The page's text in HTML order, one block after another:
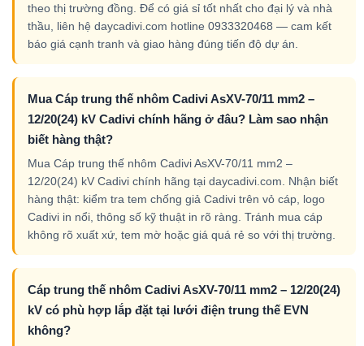
theo thị trường đồng. Để có giá sỉ tốt nhất cho đại lý và nhà
thầu, liên hệ daycadivi.com hotline 0933320468 — cam kết
báo giá cạnh tranh và giao hàng đúng tiến độ dự án.
Mua Cáp trung thế nhôm Cadivi AsXV-70/11 mm2 –
12/20(24) kV Cadivi chính hãng ở đâu? Làm sao nhận
biết hàng thật?
Mua Cáp trung thế nhôm Cadivi AsXV-70/11 mm2 –
12/20(24) kV Cadivi chính hãng tại daycadivi.com. Nhận biết
hàng thật: kiểm tra tem chống giả Cadivi trên vỏ cáp, logo
Cadivi in nổi, thông số kỹ thuật in rõ ràng. Tránh mua cáp
không rõ xuất xứ, tem mờ hoặc giá quá rẻ so với thị trường.
Cáp trung thế nhôm Cadivi AsXV-70/11 mm2 – 12/20(24)
kV có phù hợp lắp đặt tại lưới điện trung thế EVN
không?